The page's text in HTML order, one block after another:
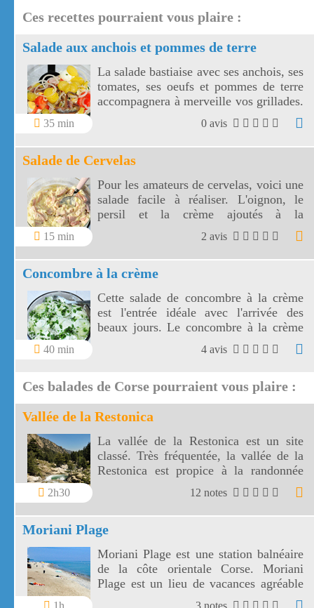
Ces recettes pourraient vous plaire :
Salade aux anchois et pommes de terre
35 min
La salade bastiaise avec ses anchois, ses
tomates, ses oeufs et pommes de terre
accompagnera à merveille vos grillades.
Colorée et riche en saveurs, la salade
bastiaise peut se servir en entrée ou en
accompagnement.
0 avis
Salade de Cervelas
15 min
Pour les amateurs de cervelas, voici une
salade facile à réaliser. L'oignon, le
persil et la crème ajoutés à la
mayonnaise donnent une saveur très
agréable à cette salade de cervelas.
2 avis
Concombre à la crème
40 min
Cette salade de concombre à la crème
est l'entrée idéale avec l'arrivée des
beaux jours. Le concombre à la crème
est excellent et surtout très
4 avis
Ces balades de Corse pourraient vous plaire :
Vallée de la Restonica
2h30
La vallée de la Restonica est un site
classé. Très fréquentée, la vallée de la
Restonica est propice à la randonnée
mais aussi à la baignade.
12 notes
Moriani Plage
Moriani Plage est une station balnéaire
de la côte orientale Corse. Moriani
Plage est un lieu de vacances agréable
entre la mer et la Castagniccia.